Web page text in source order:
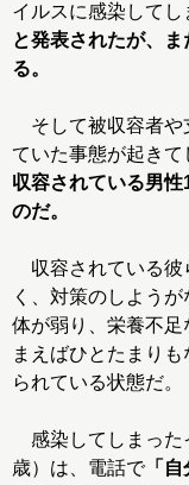
イルスに感染してし
と発表されたが、
る。
そして被収容者や
ていた事態が起きて
収容されている男
のだ。
収容されている彼
く、対策のしよう
体が弱り、栄養不
まえばひとたまり
られている状態だ。
感染してしまった
歳）は、電話で「自